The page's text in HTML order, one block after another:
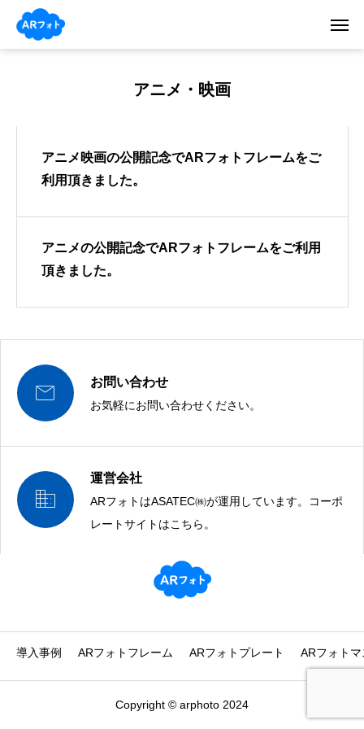
アニメ・映画
アニメ映画の公開記念でARフォトフレームをご
利用頂きました。
アニメの公開記念でARフォトフレームをご利用
頂きました。
 お問い合わせ
お気軽にお問い合わせください。

運営会社
ARフォトはASATEC㈱が運用しています。コーポ
レートサイトはこちら。
AR,VR,MRの企画提案は、運営元ASATECにお任せください！
導入事例 ARフォトフレーム ARフォトプレート ARフォト
Copyright © arphoto 2024